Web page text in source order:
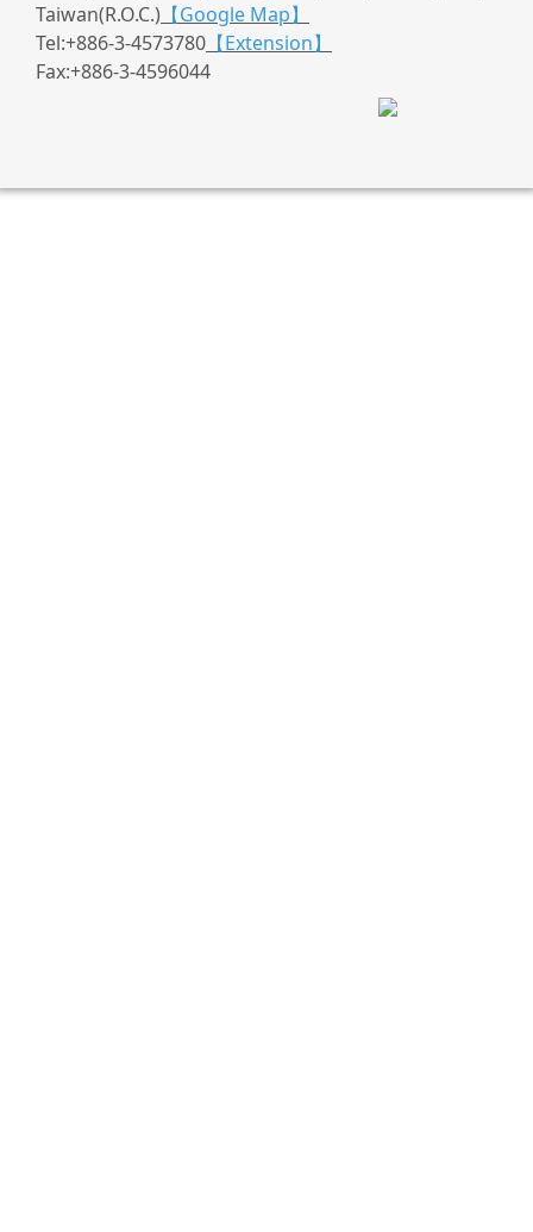
Taiwan(R.O.C.) 【Google Map】
Tel:+886-3-4573780 【Extension】
Fax:+886-3-4596044